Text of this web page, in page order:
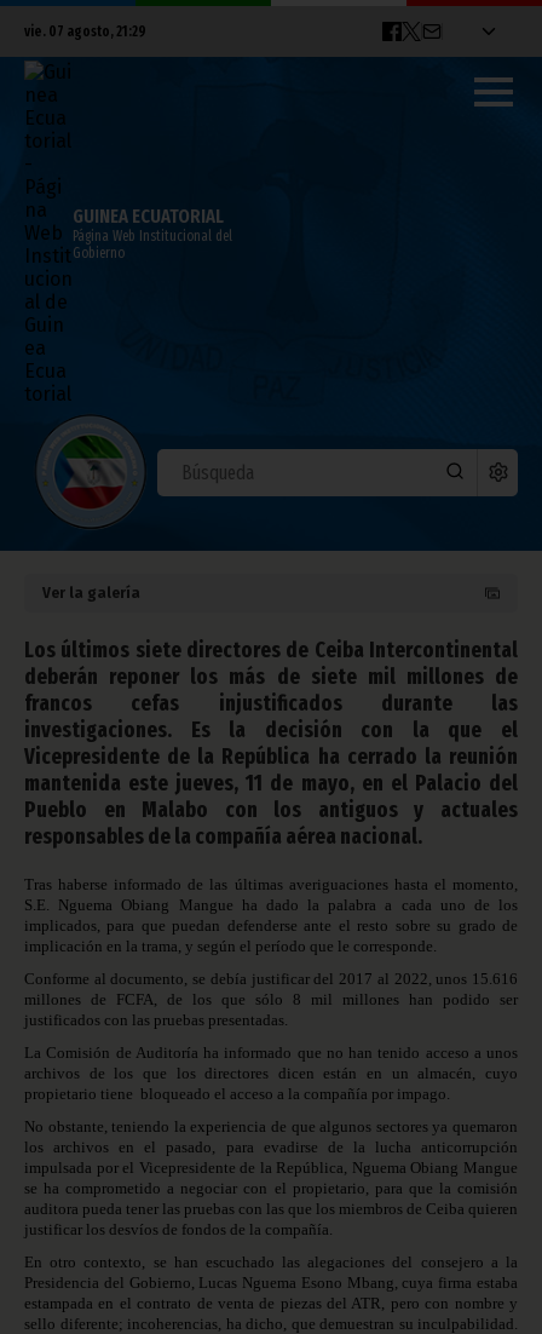
vie. 07 agosto, 21:29
GUINEA ECUATORIAL
Página Web Institucional del
Gobierno
Siete ex directores de Ceiba
Intercontinental tendrán que devolver
más de 7 mil millones de FCFA
mayo 12, 2023
Noticias Vicepresidencia
Ver la galería
Los últimos siete directores de Ceiba Intercontinental
deberán reponer los más de siete mil millones de
francos cefas injustificados durante las
investigaciones. Es la decisión con la que el
Vicepresidente de la República ha cerrado la reunión
mantenida este jueves, 11 de mayo, en el Palacio del
Pueblo en Malabo con los antiguos y actuales
responsables de la compañía aérea nacional.
Tras haberse informado de las últimas averiguaciones hasta el momento,
S.E. Nguema Obiang Mangue ha dado la palabra a cada uno de los
implicados, para que puedan defenderse ante el resto sobre su grado de
implicación en la trama, y según el período que le corresponde.
Conforme al documento, se debía justificar del 2017 al 2022, unos 15.616
millones de FCFA, de los que sólo 8 mil millones han podido ser
justificados con las pruebas presentadas.
La Comisión de Auditoría ha informado que no han tenido acceso a unos
archivos de los que los directores dicen están en un almacén, cuyo
propietario tiene bloqueado el acceso a la compañía por impago.
No obstante, teniendo la experiencia de que algunos sectores ya quemaron
los archivos en el pasado, para evadirse de la lucha anticorrupción
impulsada por el Vicepresidente de la República, Nguema Obiang Mangue
se ha comprometido a negociar con el propietario, para que la comisión
auditora pueda tener las pruebas con las que los miembros de Ceiba quieren
justificar los desvíos de fondos de la compañía.
En otro contexto, se han escuchado las alegaciones del consejero a la
Presidencia del Gobierno, Lucas Nguema Esono Mbang, cuya firma estaba
estampada en el contrato de venta de piezas del ATR, pero con nombre y
sello diferente; incoherencias, ha dicho, que demuestran su inculpabilidad.